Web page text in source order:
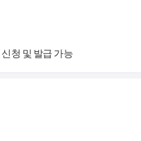
청 및 발급 가능